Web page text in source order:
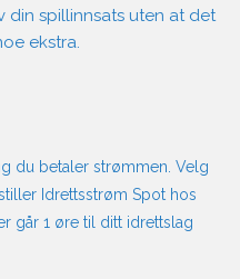
din spillinnsats uten at det
ekstra.
du betaler strømmen. Velg
Idrettsstrøm Spot hos
går 1 øre til ditt idrettslag